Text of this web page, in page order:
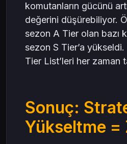
komutanların gücünü
değerini düşürebiliyor.
sezon A Tier olan bazı
sezon S Tier’a
Tier List’leri her zaman
Sonuç:
Yükseltme =